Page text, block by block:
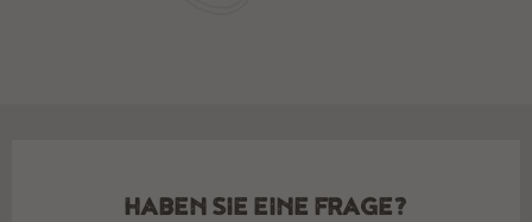
HABEN SIE EINE FRAGE?